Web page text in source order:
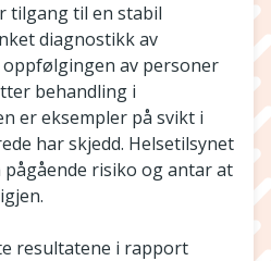
tilgang til en stabil
diagnostikk av
av personer
behandling i
er eksempler på svikt i
har skjedd. Helsetilsynet
risiko og antar at
resultatene i rapport